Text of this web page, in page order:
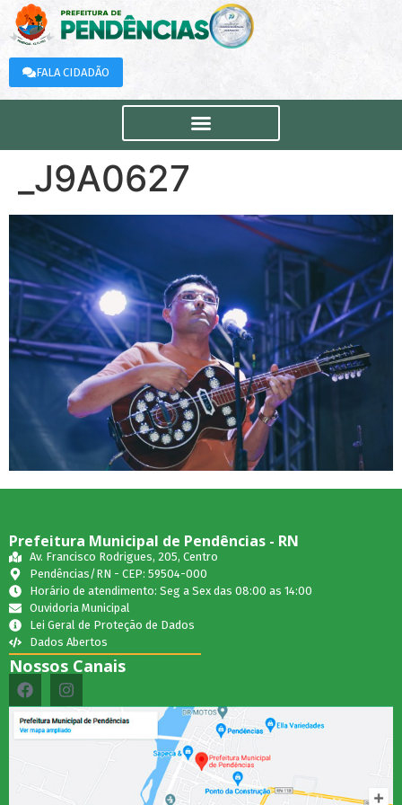
FALA CIDADÃO
_J9A0627
Prefeitura Municipal de Pendências - RN
Av. Francisco Rodrigues, 205, Centro
Pendências/RN - CEP: 59504-000
Horário de atendimento: Seg a Sex das 08:00 as 14:00
Ouvidoria Municipal
Lei Geral de Proteção de Dados
Dados Abertos
Nossos Canais